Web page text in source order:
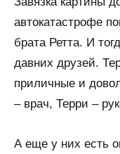
автокатастрофе
брата Ретта. И
давних друзей.
приличные и
– врач, Терри –
А еще у них есть